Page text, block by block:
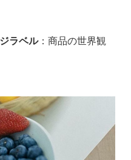
ラベル：商品の世界観